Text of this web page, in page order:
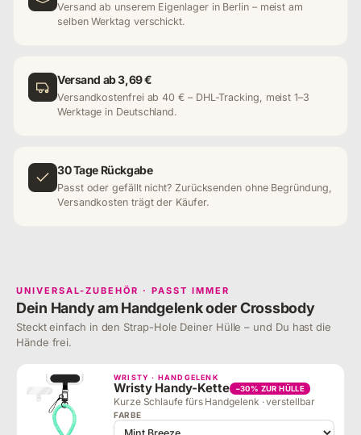
Versand ab unserem Eigenlager in Berlin – meist am
selben Werktag verschickt.
Versand ab 3,69 €
Versandkostenfrei ab 40 € – DHL-Tracking, meist 1–3
Werktage in Deutschland.
30 Tage Rückgabe
Passt oder gefällt nicht? Zurücksenden ohne Begründung,
Versandkosten trägt der Käufer.
UNIVERSAL-ZUBEHÖR · PASST IMMER
Dein Handy am Handgelenk oder Crossbody
Steckt einfach in den Strap-Hole Deiner Hülle – und Du hast die
Hände frei.
WRISTY · HANDGELENK
Wristy Handy-Kette −30% ZUR HÜLLE
Kurze Schlaufe fürs Handgelenk · verstellbar
FARBE